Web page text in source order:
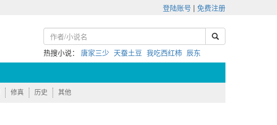
登陆账号 | 免费注册
热搜小说： 唐家三少 天蚕土豆 我吃西红柿 辰东
修真 历史 其他